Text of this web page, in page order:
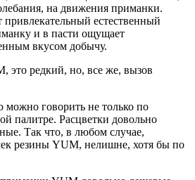
на движения приманки.
естественный
и в пасти ощущает
вкусом добычу.
это редкий, но, все же, вызов
говорить не только по
палитре. Расцветки довольно
Так что, в любом случае,
резины YUM, нелишне, хотя бы по